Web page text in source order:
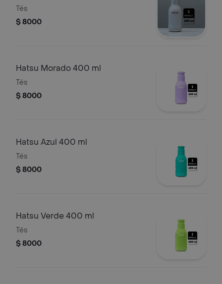
Tés
$ 8000
Hatsu Morado 400 ml
Tés
$ 8000
Hatsu Azul 400 ml
Tés
$ 8000
Hatsu Verde 400 ml
Tés
$ 8000